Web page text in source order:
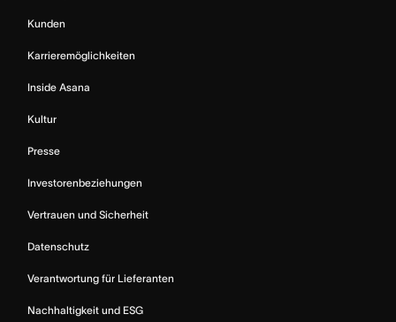
Kunden
Karrieremöglichkeiten
Inside Asana
Kultur
Presse
Investorenbeziehungen
Vertrauen und Sicherheit
Datenschutz
Verantwortung für Lieferanten
Nachhaltigkeit und ESG